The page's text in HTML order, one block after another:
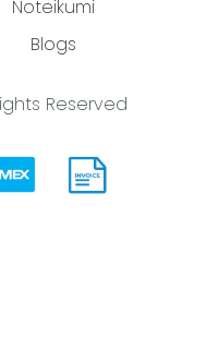
Noteikumi
Blogs
Reserved